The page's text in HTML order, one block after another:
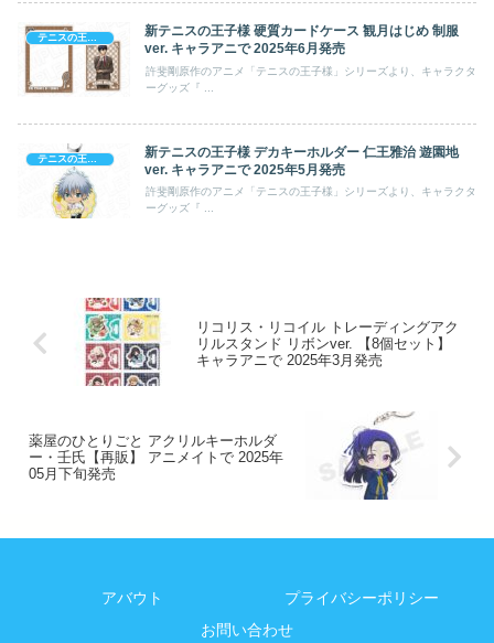
新テニスの王子様 硬質カードケース 観月はじめ 制服
ver. キャラアニで 2025年6月発売
許斐剛原作のアニメ「テニスの王子様」シリーズより、キャラクタ
新テニスの王子様 デカキーホルダー 仁王雅治 遊園地
ver. キャラアニで 2025年5月発売
許斐剛原作のアニメ「テニスの王子様」シリーズより、キャラクタ
ーグッズ『 ...
リコリス・リコイル トレーディングアク
リルスタンド リボンver. 【8個セット】
キャラアニで 2025年3月発売
薬屋のひとりごと アクリルキーホルダ
ー・壬氏【再販】 アニメイトで 2025年
05月下旬発売
アバウト
プライバシーポリシー
お問い合わせ